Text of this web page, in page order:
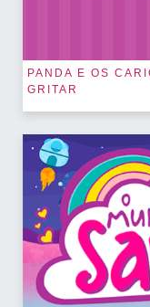
PANDA E OS
GRITAR